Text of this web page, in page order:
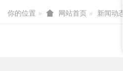
你的位置 网站首页 新闻动态